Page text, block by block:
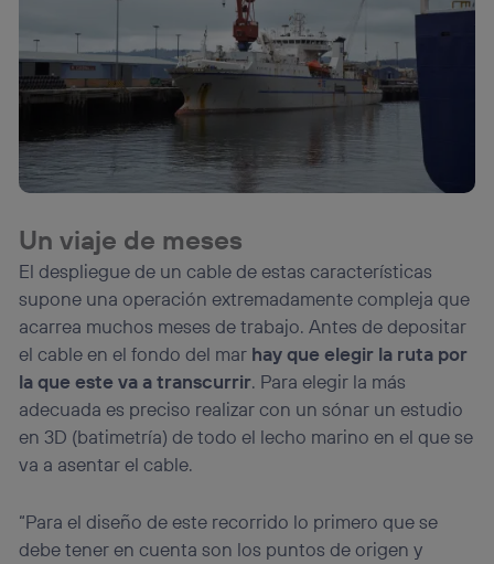
Un viaje de meses
El despliegue de un cable de estas características
supone una operación extremadamente compleja que
acarrea muchos meses de trabajo. Antes de depositar
el cable en el fondo del mar hay que elegir la ruta por
la que este va a transcurrir. Para elegir la más
adecuada es preciso realizar con un sónar un estudio
en 3D (batimetría) de todo el lecho marino en el que se
va a asentar el cable.
“Para el diseño de este recorrido lo primero que se
debe tener en cuenta son los puntos de origen y